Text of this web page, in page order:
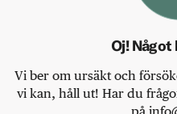
Oj!
Vi ber om ursäkt och
vi kan, håll ut! Har du